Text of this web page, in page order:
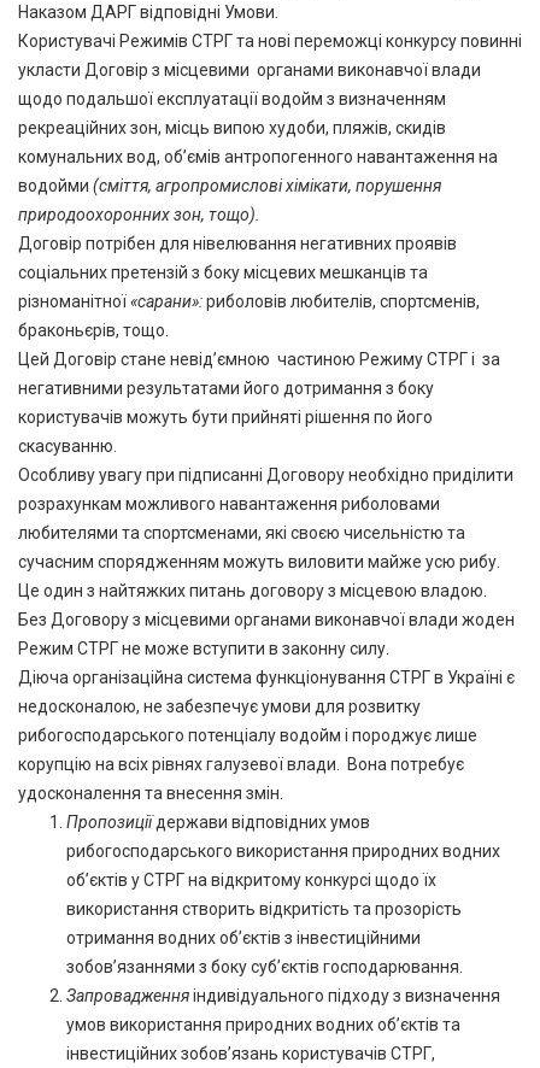
Наказом ДАРГ відповідні Умови.
Користувачі Режимів СТРГ та нові переможці конкурсу повинні
укласти Договір з місцевими органами виконавчої влади
щодо подальшої експлуатації водойм з визначенням
рекреаційних зон, місць випою худоби, пляжів, скидів
комунальних вод, об’ємів антропогенного навантаження на
водойми (сміття, агропромислові хімікати, порушення
природоохоронних зон, тощо).
Договір потрібен для нівелювання негативних проявів
соціальних претензій з боку місцевих мешканців та
різноманітної«сарани»:риболовів любителів, спортсменів,
браконьєрів, тощо.
Цей Договір стане невід’ємною частиною Режиму СТРГ і за
негативними результатами його дотримання з боку
користувачів можуть бути прийняті рішення по його
скасуванню.
Особливу увагу при підписанні Договору необхідно приділити
розрахункам можливого навантаження риболовами
любителями та спортсменами, які своєю чисельністю та
сучасним спорядженням можуть виловити майже усю рибу.
Це один з найтяжких питань договору з місцевою владою.
Без Договору з місцевими органами виконавчої влади жоден
Режим СТРГ не може вступити в законну силу.
Діюча організаційна система функціонування СТРГ в Україні є
недосконалою, не забезпечує умови для розвитку
рибогосподарського потенціалу водойм і породжує лише
корупцію на всіх рівнях галузевої влади. Вона потребує
удосконалення та внесення змін.
Пропозиціїдержави відповідних умов
рибогосподарського використання природних водних
об’єктів у СТРГ на відкритому конкурсі щодо їх
використання створить відкритість та прозорість
отримання водних об’єктів з інвестиційними
зобов’язаннями з боку суб’єктів господарювання.
Запровадженняіндивідуального підходу з визначення
умов використання природних водних об’єктів та
інвестиційних зобов’язань користувачів СТРГ,